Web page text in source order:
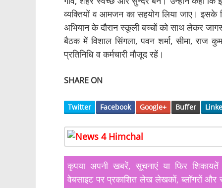
व्यक्तियों व आमजन का सहयोग लिया जाए। इसके
अभियान के दौरान स्कूली बच्चों को साथ लेकर
बैठक में विशाल सिंगला, पवन शर्मा, सीमा, राज
प्रतिनिधि व कर्मचारी मौजूद रहें।
SHARE ON
Twitter Facebook Google+ Buffer
कृपया अपनी खबरें, सूचनाएं या फिर
वेबसाइट पर प्रकाशित लेख लेखकों, ब्लॉगरों और